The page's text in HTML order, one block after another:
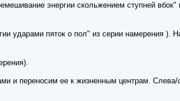
энергии скольжением ступней вбок"
ударами пяток о пол" из серии намерения ).
и переносим ее к жизненным центрам.